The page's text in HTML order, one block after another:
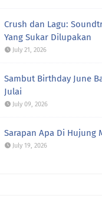
Crush dan Lagu:
Yang Sukar Dilupakan
July 21, 2026
Sambut Birthday June
Julai
July 09, 2026
Sarapan Apa Di Hujung
July 19, 2026